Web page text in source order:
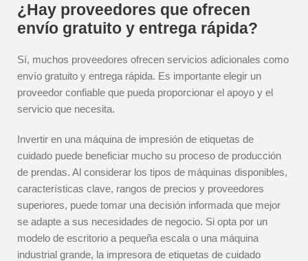
¿Hay proveedores que ofrecen
envío gratuito y entrega rápida?
Sí, muchos proveedores ofrecen servicios adicionales como
envío gratuito y entrega rápida. Es importante elegir un
proveedor confiable que pueda proporcionar el apoyo y el
servicio que necesita.
Invertir en una máquina de impresión de etiquetas de
cuidado puede beneficiar mucho su proceso de producción
de prendas. Al considerar los tipos de máquinas disponibles,
características clave, rangos de precios y proveedores
superiores, puede tomar una decisión informada que mejor
se adapte a sus necesidades de negocio. Si opta por un
modelo de escritorio a pequeña escala o una máquina
industrial grande, la impresora de etiquetas de cuidado